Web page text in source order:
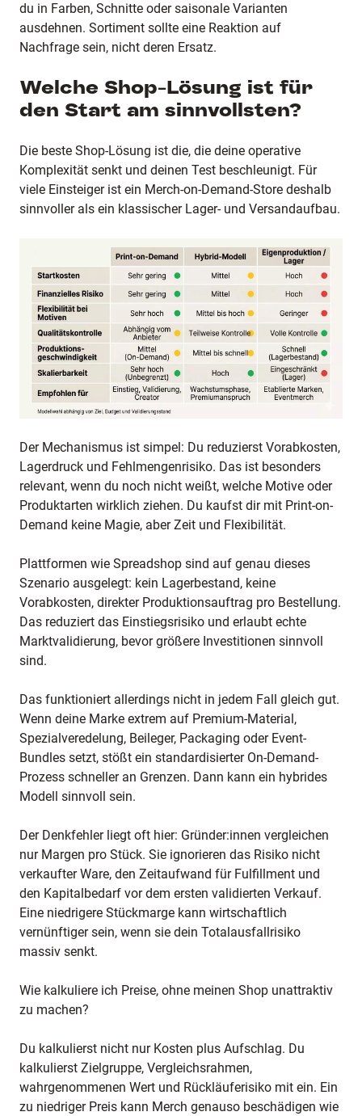
du in Farben, Schnitte oder saisonale Varianten
ausdehnen. Sortiment sollte eine Reaktion auf
Nachfrage sein, nicht deren Ersatz.
Welche Shop-Lösung ist für
den Start am sinnvollsten?
Die beste Shop-Lösung ist die, die deine operative
Komplexität senkt und deinen Test beschleunigt. Für
viele Einsteiger ist ein Merch-on-Demand-Store deshalb
sinnvoller als ein klassischer Lager- und Versandaufbau.
Der Mechanismus ist simpel: Du reduzierst Vorabkosten,
Lagerdruck und Fehlmengenrisiko. Das ist besonders
relevant, wenn du noch nicht weißt, welche Motive oder
Produktarten wirklich ziehen. Du kaufst dir mit Print-on-
Demand keine Magie, aber Zeit und Flexibilität.
Plattformen wie Spreadshop sind auf genau dieses
Szenario ausgelegt: kein Lagerbestand, keine
Vorabkosten, direkter Produktionsauftrag pro Bestellung.
Das reduziert das Einstiegsrisiko und erlaubt echte
Marktvalidierung, bevor größere Investitionen sinnvoll
sind.
Das funktioniert allerdings nicht in jedem Fall gleich gut.
Wenn deine Marke extrem auf Premium-Material,
Spezialveredelung, Beileger, Packaging oder Event-
Bundles setzt, stößt ein standardisierter On-Demand-
Prozess schneller an Grenzen. Dann kann ein hybrides
Modell sinnvoll sein.
Der Denkfehler liegt oft hier: Gründer:innen vergleichen
nur Margen pro Stück. Sie ignorieren das Risiko nicht
verkaufter Ware, den Zeitaufwand für Fulfillment und
den Kapitalbedarf vor dem ersten validierten Verkauf.
Eine niedrigere Stückmarge kann wirtschaftlich
vernünftiger sein, wenn sie dein Totalausfallrisiko
massiv senkt.
Wie kalkuliere ich Preise, ohne meinen Shop unattraktiv
zu machen?
Du kalkulierst nicht nur Kosten plus Aufschlag. Du
kalkulierst Zielgruppe, Vergleichsrahmen,
wahrgenommenen Wert und Rückläuferisiko mit ein. Ein
zu niedriger Preis kann Merch genauso beschädigen wie